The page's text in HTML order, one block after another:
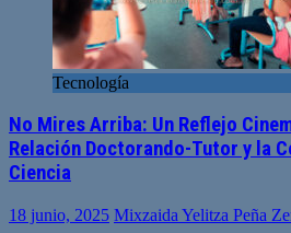
Tecnología
No Mires Arriba: Un Reflejo
Relación Doctorando-Tutor y la
Ciencia
18 junio, 2025 Mixzaida Yelitza Peña